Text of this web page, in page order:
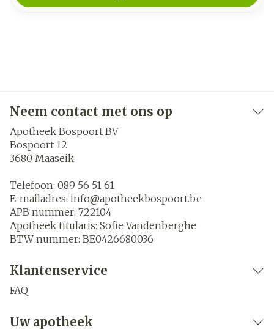
Neem contact met ons op
Apotheek Bospoort BV
Bospoort 12
3680 Maaseik
Telefoon: 089 56 51 61
E-mailadres: info@apotheekbospoort.be
APB nummer: 722104
Apotheek titularis: Sofie Vandenberghe
BTW nummer: BE0426680036
Klantenservice
FAQ
Uw apotheek